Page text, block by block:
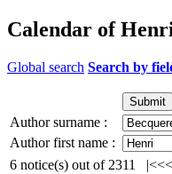
Calendar of
Global search Search by
Author surname :
Author first name :
6 notice(s) out of 2311 |<<<